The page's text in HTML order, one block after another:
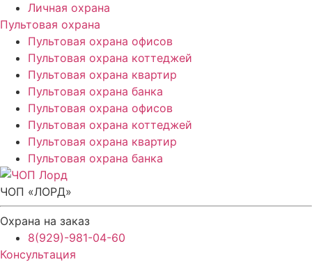
Личная охрана
Пультовая охрана
Пультовая охрана офисов
Пультовая охрана коттеджей
Пультовая охрана квартир
Пультовая охрана банка
Пультовая охрана офисов
Пультовая охрана коттеджей
Пультовая охрана квартир
Пультовая охрана банка
ЧОП «ЛОРД»
Охрана на заказ
8(929)-981-04-60
Консультация